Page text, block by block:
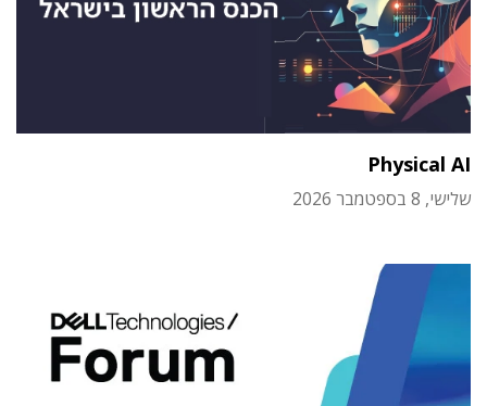
Physical AI
שלישי, 8 בספטמבר 2026